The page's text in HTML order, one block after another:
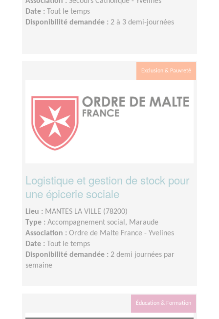
Date :
Tout le temps
Disponibilité demandée : 2 à 3 demi-journées
Exclusion & Pauvreté
Logistique et gestion de stock pour
une épicerie sociale
Lieu : MANTES LA VILLE (78200)
Type : Accompagnement social, Maraude
Association : Ordre de Malte France - Yvelines
Date :
Tout le temps
Disponibilité demandée : 2 demi journées par
semaine
Éducation & Formation